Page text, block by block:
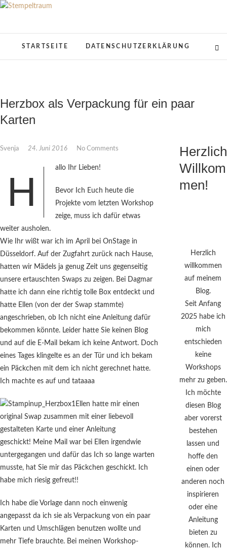
Skip
Stempeltraum
STARTSEITE DATENSCHUTZERKLÄRUNG
Herzbox als Verpackung für ein paar
Karten
Svenja 24. Juni 2016 No Comments
H
allo Ihr Lieben!
Bevor Ich Euch heute die
Projekte vom letzten Workshop
zeige, muss ich dafür etwas
weiter ausholen.
Wie Ihr wißt war ich im April bei OnStage in
Düsseldorf. Auf der Zugfahrt zurück nach Hause,
hatten wir Mädels ja genug Zeit uns gegenseitig
unsere ertauschten Swaps zu zeigen. Bei Dagmar
hatte ich dann eine richtig tolle Box entdeckt und
hatte Ellen (von der der Swap stammte)
angeschrieben, ob Ich nicht eine Anleitung dafür
bekommen könnte. Leider hatte Sie keinen Blog
und auf die E-Mail bekam ich keine Antwort. Doch
eines Tages klingelte es an der Tür und ich bekam
ein Päckchen mit dem ich nicht gerechnet hatte.
Ich machte es auf und tataaaa
Ellen hatte mir einen
original Swap zusammen mit einer liebevoll
gestalteten Karte und einer Anleitung
geschickt! Meine Mail war bei Ellen irgendwie
untergegangen und dafür das Ich so lange warten
musste, hat Sie mir das Päckchen geschickt. Ich
habe mich riesig gefreut!!
Ich habe die Vorlage dann noch einwenig
angepasst da ich sie als Verpackung von ein paar
Karten und Umschlägen benutzen wollte und
mehr Tiefe brauchte. Bei meinen Workshop-
Herzlich
Willkom
men!
Herzlich
willkommen
auf meinem
Blog.
Seit Anfang
2025 habe ich
mich
entschieden
keine
Workshops
mehr zu geben.
Ich möchte
diesen Blog
aber vorerst
bestehen
lassen und
hoffe den
einen oder
anderen noch
inspirieren
oder eine
Anleitung
bieten zu
können. Ich